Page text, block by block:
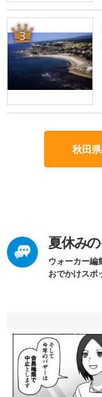
3
秋田
夏休み
ウォーカー編
おでかけスポ